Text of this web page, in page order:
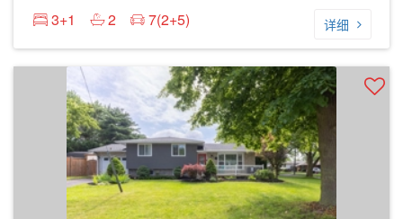
3+1
2 7(2+5) 详细